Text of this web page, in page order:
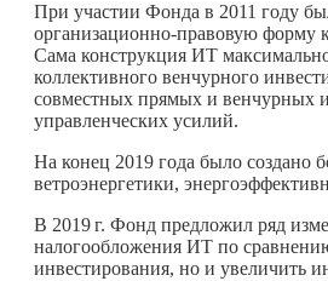
При участии Фонда в 2011 году
организационно-правовую форму
Сама конструкция ИТ
коллективного венчурного
совместных прямых и венчурных
управленческих усилий.
На конец 2019 года было создано
ветроэнергетики,
В 2019 г. Фонд предложил ряд
налогообложения ИТ по
инвестирования, но и увеличить